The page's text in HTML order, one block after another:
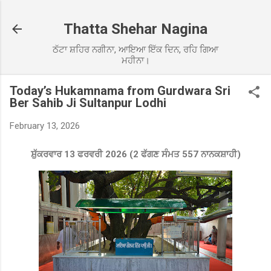
Thatta Shehar Nagina
ਠੱਟਾ ਸ਼ਹਿਰ ਨਗੀਨਾ, ਆਇਆ ਇੱਕ ਦਿਨ, ਰਹਿ ਗਿਆ
ਮਹੀਨਾ।
Today’s Hukamnama from Gurdwara Sri
Ber Sahib Ji Sultanpur Lodhi
February 13, 2026
ਸ਼ੁੱਕਰਵਾਰ 13 ਫਰਵਰੀ 2026 (2 ਫੱਗਣ ਸੰਮਤ 557 ਨਾਨਕਸ਼ਾਹੀ)